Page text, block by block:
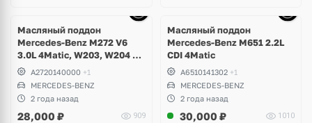
Масляный поддон
Mercedes-Benz M272 V6
3.0L 4Matic, W203, W204 C-
Class, GLK, W211, W212 E-
Class, W221 S-Class, W164
ML, W251 R-Class, W639
Vito
A2720140000 +1
MERCEDES-BENZ
2 года назад
28,000 ₽ 909
Масляный поддон
Mercedes-Benz M651 2.2L
CDI 4Matic
A6510141302 +1
MERCEDES-BENZ
2 года назад
30,000 ₽ 1010